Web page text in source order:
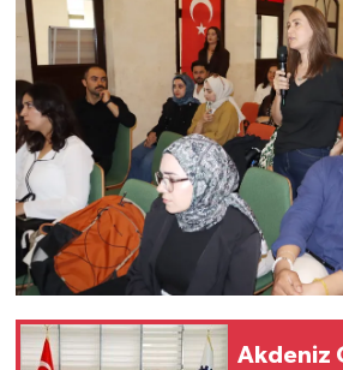
Akdeniz
Yeme-İçme
Yemek